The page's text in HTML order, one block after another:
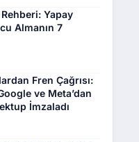
Yapay
Almanın 7
Fren Çağrısı:
ve Meta’dan
İmzaladı